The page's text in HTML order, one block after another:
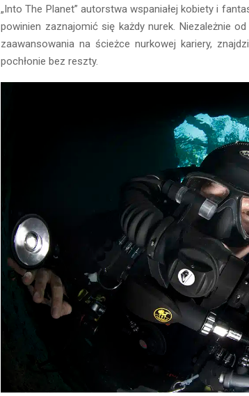
„Into The Planet” autorstwa wspaniałej kobiety i
powinien zaznajomić się każdy nurek. Niezależnie
zaawansowania na ścieżce nurkowej kariery,
pochłonie bez reszty.